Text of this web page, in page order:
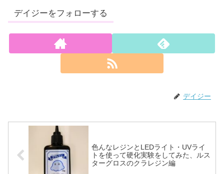
デイジーをフォローする
デイジー
色んなレジンとLEDライト・UVライ
トを使って硬化実験をしてみた、ルス
ターグロスのクラレジン編